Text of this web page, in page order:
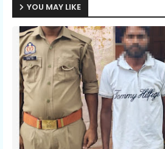
YOU MAY LIKE